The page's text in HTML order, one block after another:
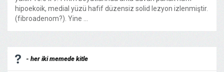
hipoekoik, medial yüzü hafif düzensiz solid lezyon izlenmiştir.
(fibroadenom?). Yine ...
- her iki memede kitle